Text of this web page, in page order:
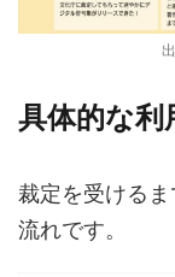
具体的な利
裁定を受ける
流れです。